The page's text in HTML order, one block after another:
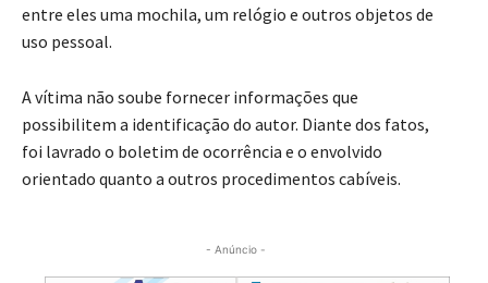
entre eles uma mochila, um relógio e outros objetos de
uso pessoal.
A vítima não soube fornecer informações que
possibilitem a identificação do autor. Diante dos fatos,
foi lavrado o boletim de ocorrência e o envolvido
orientado quanto a outros procedimentos cabíveis.
- Anúncio -